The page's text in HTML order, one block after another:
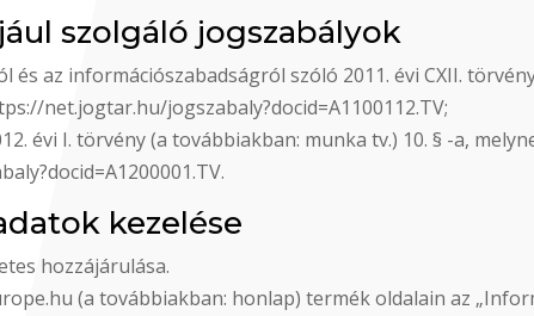
szolgáló jogszabályok
és az információszabadságról szóló 2011. évi CXII.
net.jogtar.hu/jogszabaly?docid=A1100112.TV;
évi I. törvény (a továbbiakban: munka tv.) 10. § -a,
kezelése
hozzájárulása.
(a továbbiakban: honlap) termék oldalain az